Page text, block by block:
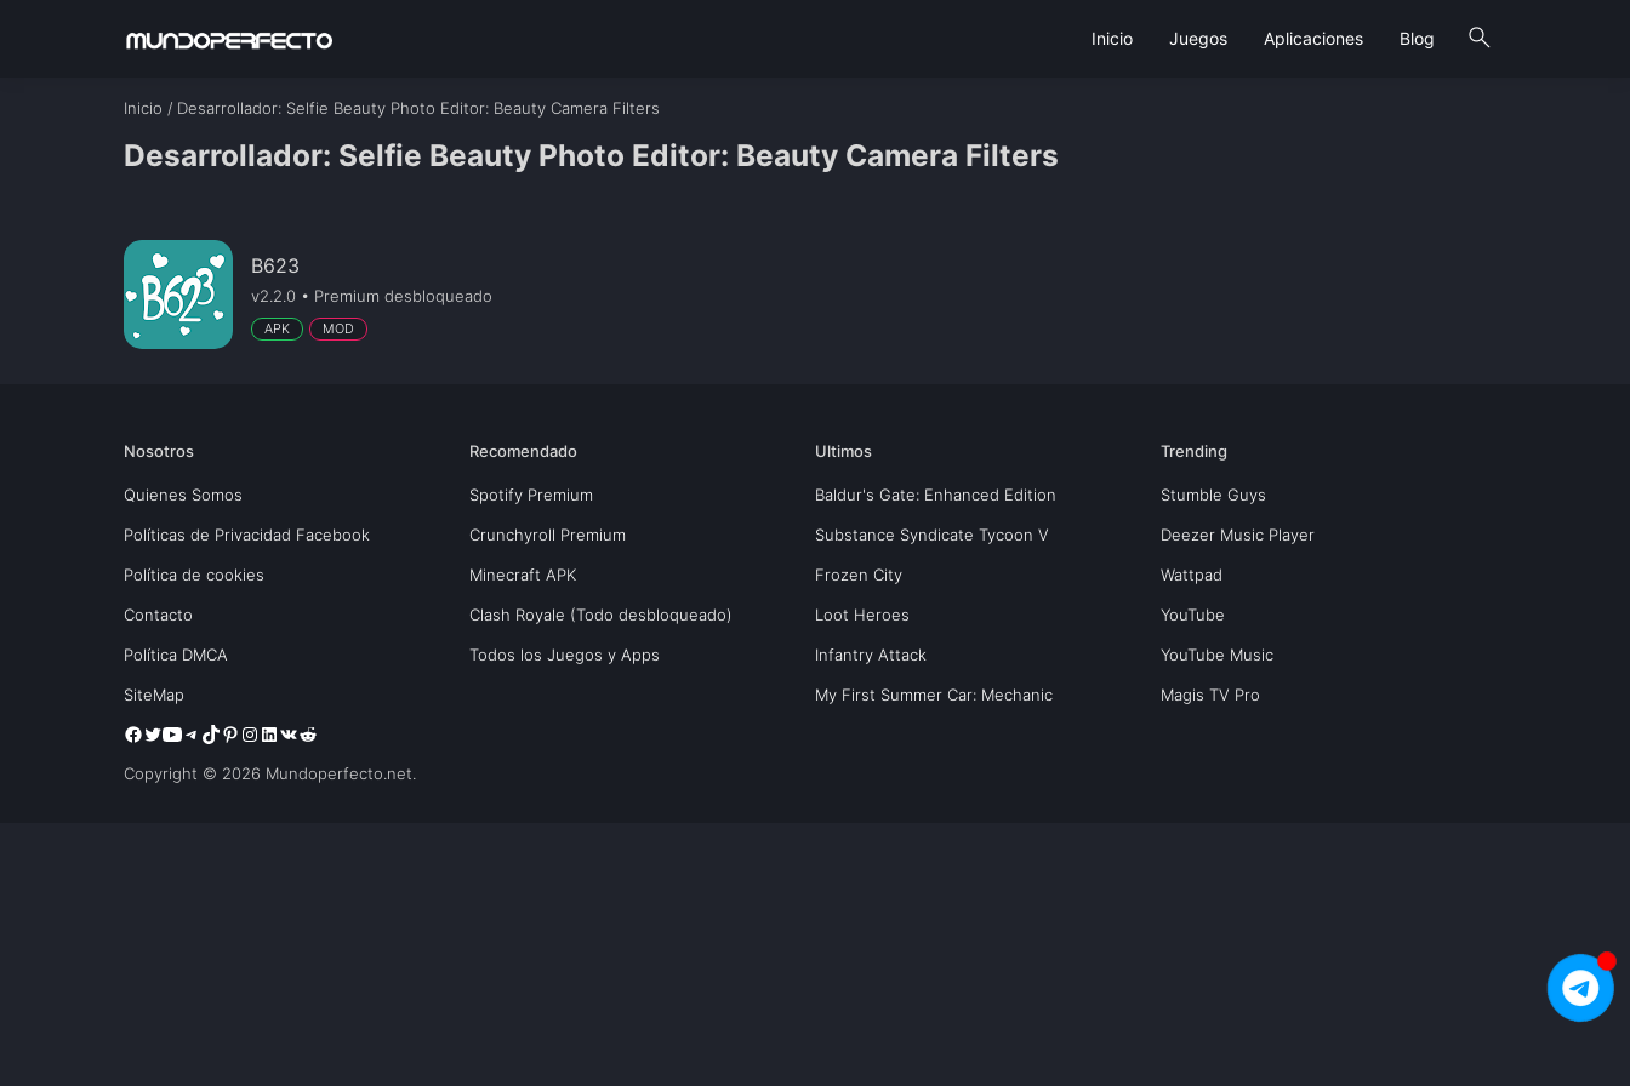
search
Inicio Juegos Aplicaciones Blog
Inicio / Desarrollador: Selfie Beauty Photo Editor: Beauty Camera Filters
Desarrollador: Selfie Beauty Photo Editor: Beauty Camera Filters
B623
v2.2.0 • Premium desbloqueado
APK MOD
Nosotros
Quienes Somos
Políticas de Privacidad Facebook
Política de cookies
Contacto
Política DMCA
SiteMap
Recomendado
Spotify Premium
Crunchyroll Premium
Minecraft APK
Clash Royale (Todo desbloqueado)
Todos los Juegos y Apps
Ultimos
Baldur's Gate: Enhanced Edition
Substance Syndicate Tycoon V
Frozen City
Loot Heroes
Infantry Attack
My First Summer Car: Mechanic
Trending
Stumble Guys
Deezer Music Player
Wattpad
YouTube
YouTube Music
Magis TV Pro
Copyright © 2026 Mundoperfecto.net.